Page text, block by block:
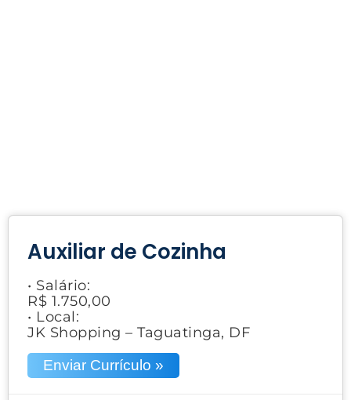
Auxiliar de Cozinha
• Salário:
R$ 1.750,00
• Local:
JK Shopping – Taguatinga, DF
Enviar Currículo »